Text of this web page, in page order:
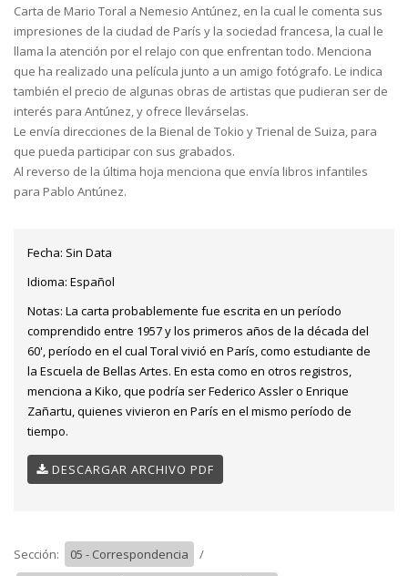
Carta de Mario Toral a Nemesio Antúnez, en la cual le comenta sus
impresiones de la ciudad de París y la sociedad francesa, la cual le
llama la atención por el relajo con que enfrentan todo. Menciona
que ha realizado una película junto a un amigo fotógrafo. Le indica
también el precio de algunas obras de artistas que pudieran ser de
interés para Antúnez, y ofrece llevárselas.
Le envía direcciones de la Bienal de Tokio y Trienal de Suiza, para
que pueda participar con sus grabados.
Al reverso de la última hoja menciona que envía libros infantiles
para Pablo Antúnez.
Fecha: Sin Data
Idioma: Español
Notas: La carta probablemente fue escrita en un período
comprendido entre 1957 y los primeros años de la década del
60', período en el cual Toral vivió en París, como estudiante de
la Escuela de Bellas Artes. En esta como en otros registros,
menciona a Kiko, que podría ser Federico Assler o Enrique
Zañartu, quienes vivieron en París en el mismo período de
tiempo.
DESCARGAR ARCHIVO PDF
Sección: 05 - Correspondencia
/